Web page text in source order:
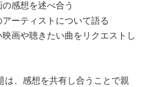
感想を述べ合う
ーティストについて語る
画や聴きたい曲をリクエストし
は、感想を共有し合うことで親